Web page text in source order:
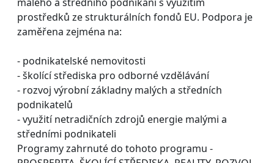
prostředků ze strukturálních fondů EU. Podpora je
zaměřena zejména na:
- podnikatelské nemovitosti
- školící střediska pro odborné vzdělávání
- rozvoj výrobní základny malých a středních
podnikatelů
- využití netradičních zdrojů energie malými a
středními podnikateli
Programy zahrnuté do tohoto programu -